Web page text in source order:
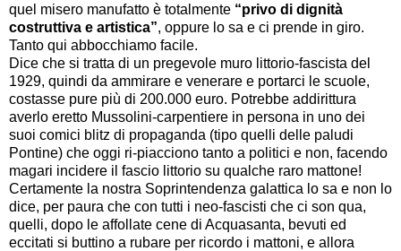
quel misero manufatto è totalmente “privo di dignità
costruttiva e artistica”, oppure lo sa e ci prende in giro.
Tanto qui abbocchiamo facile.
Dice che si tratta di un pregevole muro littorio-fascista del
1929, quindi da ammirare e venerare e portarci le scuole,
costasse pure più di 200.000 euro. Potrebbe addirittura
averlo eretto Mussolini-carpentiere in persona in uno dei
suoi comici blitz di propaganda (tipo quelli delle paludi
Pontine) che oggi ri-piacciono tanto a politici e non, facendo
magari incidere il fascio littorio su qualche raro mattone!
Certamente la nostra Soprintendenza galattica lo sa e non lo
dice, per paura che con tutti i neo-fascisti che ci son qua,
quelli, dopo le affollate cene di Acquasanta, bevuti ed
eccitati si buttino a rubare per ricordo i mattoni, e allora